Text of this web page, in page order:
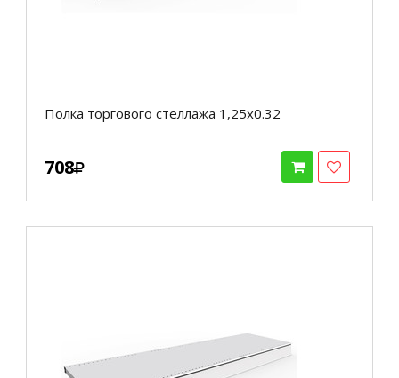
Полка торгового стеллажа 1,25х0.32
708